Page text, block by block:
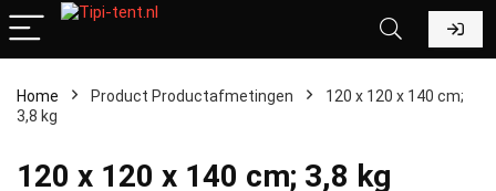
Home Product Productafmetingen
‎120 x 120 x 140 cm;
3,8 kg
‎120 x 120 x 140 cm; 3,8 kg